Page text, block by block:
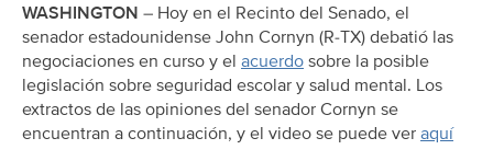
WASHINGTON – Hoy en el Recinto del Senado, el
senador estadounidense John Cornyn (R-TX) debatió las
negociaciones en curso y el acuerdo sobre la posible
legislación sobre seguridad escolar y salud mental. Los
extractos de las opiniones del senador Cornyn se
encuentran a continuación, y el video se puede ver aquí